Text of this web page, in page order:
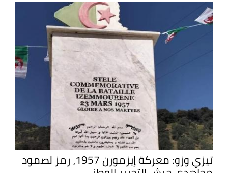
تيزي وزو: معركة إيزمورن 1957، رمز لصمود